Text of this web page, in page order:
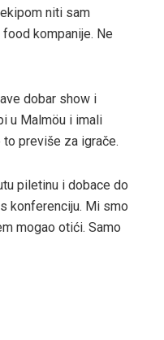
niti sam
kompanije. Ne
dobar show i
u Malmöu i imali
previše za igrače.
piletinu i dobace do
konferenciju. Mi smo
mogao otići. Samo